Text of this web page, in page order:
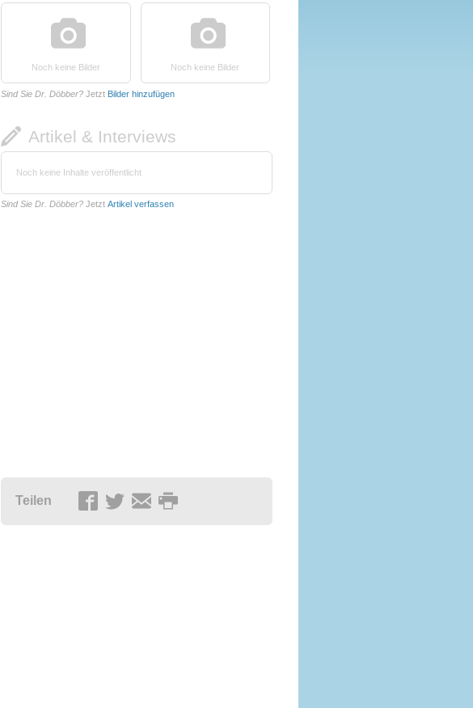
Noch keine Bilder Noch keine Bilder
Sind Sie Dr. Döbber? Jetzt Bilder hinzufügen
Artikel & Interviews
Noch keine Inhalte veröffentlicht
Sind Sie Dr. Döbber? Jetzt Artikel verfassen
Teilen